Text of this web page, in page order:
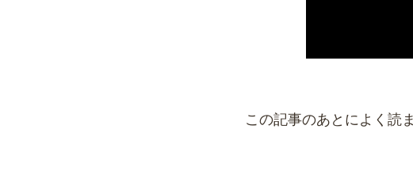
この記事のあとによく読